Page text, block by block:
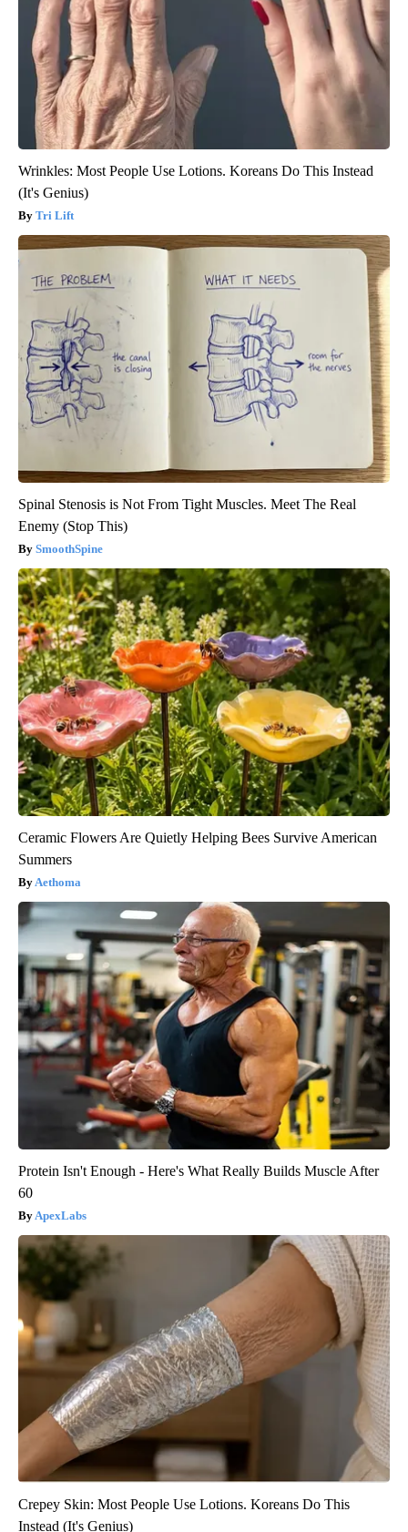
Wrinkles: Most People Use Lotions. Koreans Do This Instead
(It's Genius)
Tri Lift
Spinal Stenosis is Not From Tight Muscles. Meet The Real
Enemy (Stop This)
SmoothSpine
Ceramic Flowers Are Quietly Helping Bees Survive American
Summers
Aethoma
Protein Isn't Enough - Here's What Really Builds Muscle After
60
ApexLabs
Crepey Skin: Most People Use Lotions. Koreans Do This
Instead (It's Genius)